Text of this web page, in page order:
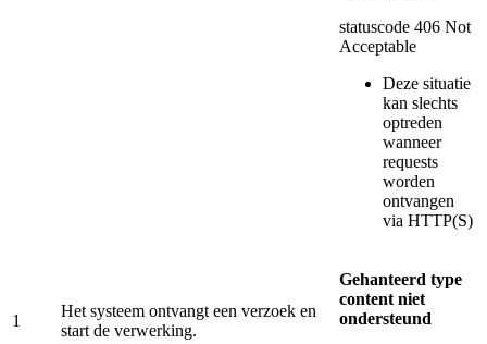
1
Het systeem ontvangt een verzoek en
start de verwerking.
statuscode 406 Not
Acceptable
Deze situatie
kan slechts
optreden
wanneer
requests
worden
ontvangen
via HTTP(S)
Gehanteerd type
content niet
ondersteund